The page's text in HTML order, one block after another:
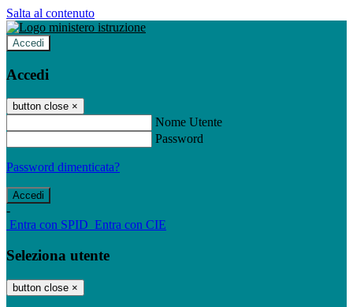
Salta al contenuto
Accedi
Accedi
button close ×
Nome Utente
Password
Password dimenticata?
-
Entra con SPID Entra con CIE
Seleziona utente
button close ×